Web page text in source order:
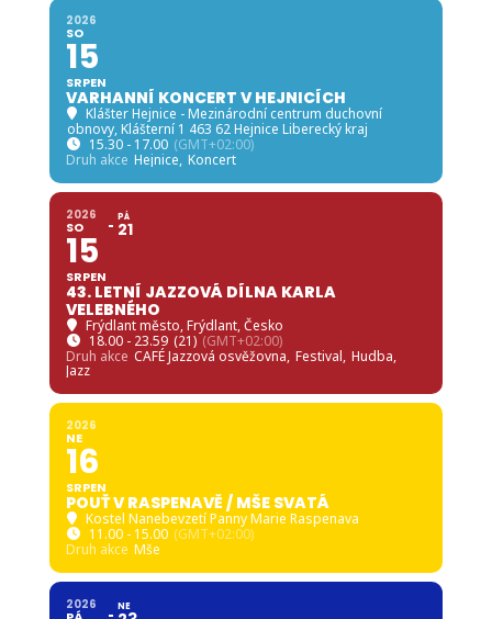
2026
SO
15
SRPEN
VARHANNÍ KONCERT V HEJNICÍCH
Klášter Hejnice - Mezinárodní centrum duchovní
obnovy, Klášterní 1 463 62 Hejnice Liberecký kraj
15.30 - 17.00 (GMT+02:00)
Druh akce Hejnice, Koncert
2026
SO
15
SRPEN
PÁ
21
43. LETNÍ JAZZOVÁ DÍLNA KARLA
VELEBNÉHO
Frýdlant město, Frýdlant, Česko
18.00 - 23.59 (21) (GMT+02:00)
Druh akce CAFÉ Jazzová osvěžovna, Festival, Hudba,
Jazz
2026
NE
16
SRPEN
POUŤ V RASPENAVĚ / MŠE SVATÁ
Kostel Nanebevzetí Panny Marie Raspenava
11.00 - 15.00 (GMT+02:00)
Druh akce Mše
2026 NE